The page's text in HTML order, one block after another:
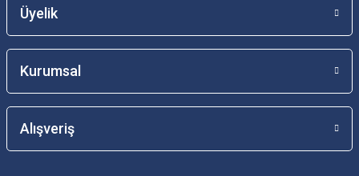
Üyelik
Kurumsal
Alışveriş